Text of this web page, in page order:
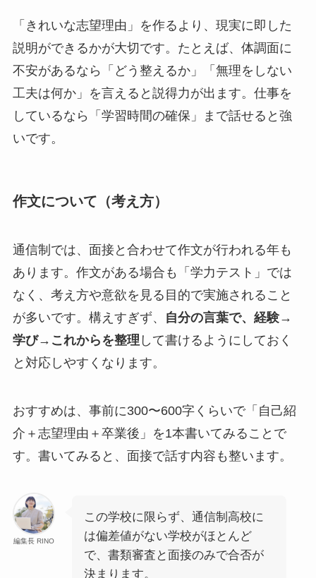
「きれいな志望理由」を作るより、現実に即した
説明ができるかが大切です。たとえば、体調面に
不安があるなら「どう整えるか」「無理をしない
工夫は何か」を言えると説得力が出ます。仕事を
しているなら「学習時間の確保」まで話せると強
いです。
作文について（考え方）
通信制では、面接と合わせて作文が行われる年も
あります。作文がある場合も「学力テスト」では
なく、考え方や意欲を見る目的で実施されること
が多いです。構えすぎず、
自分の言葉で、経験→
学び→これからを整理 して書けるようにしておく
と対応しやすくなります。
おすすめは、事前に300〜600字くらいで「自己紹
介＋志望理由＋卒業後」を1本書いてみることで
す。書いてみると、面接で話す内容も整います。
編集長 RINO
この学校に限らず、通信制高校に
は偏差値がない学校がほとんど
で、書類審査と面接のみで合否が
決まります。